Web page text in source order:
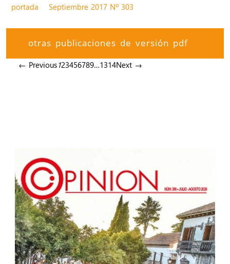
portada
Septiembre 2017 Nº 303
otras publicaciones de versión pdf
← Previous123456789…1314Next →